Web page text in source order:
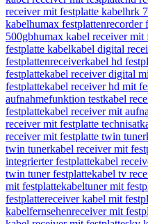
receiver mit festplatte kabelhrk
kabelhumax festplattenrecorder
500gbhumax kabel receiver mit
festplatte kabelkabel digital
festplattenreceiverkabel hd
festplattekabel receiver digital
festplattekabel receiver hd mit
aufnahmefunktion testkabel
festplattekabel receiver mit
receiver mit festplatte technisat
receiver mit festplatte twin tuner
twin tunerkabel receiver mit
integrierter festplattekabel
twin tuner festplattekabel tv
mit festplattekabeltuner mit
festplattereceiver kabel mit
kabelfernsehenreceiver mit